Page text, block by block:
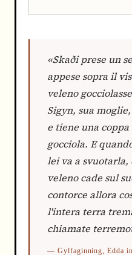
«Skaði prese un
appese sopra il
veleno
Sigyn, sua
e tiene una
gocciola. E
lei va a
veleno cade sul
contorce allora
l'intera terra
chiamate
— Gylfaginning, Edda